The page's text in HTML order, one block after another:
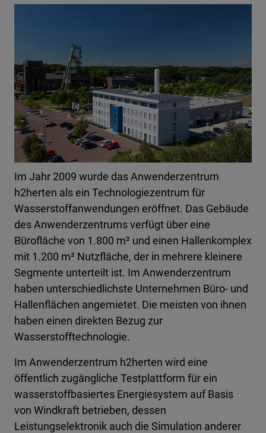
Im Jahr 2009 wurde das Anwenderzentrum
h2herten als ein Technologiezentrum für
Wasserstoffanwendungen eröffnet. Das Gebäude
des Anwenderzentrums verfügt über eine
Bürofläche von 1.800 m² und einen Hallenkomplex
mit 1.200 m² Nutzfläche, der in mehrere kleinere
Segmente unterteilt ist. Im Anwenderzentrum
haben unterschiedlichste Unternehmen Büro- und
Hallenflächen angemietet. Die meisten von ihnen
haben einen direkten Bezug zur
Wasserstofftechnologie.
Im Anwenderzentrum h2herten wird eine
öffentlich zugängliche Testplattform für ein
wasserstoffbasiertes Energiesystem auf Basis
von Windkraft betrieben, dessen
Leistungselektronik auch die Simulation anderer